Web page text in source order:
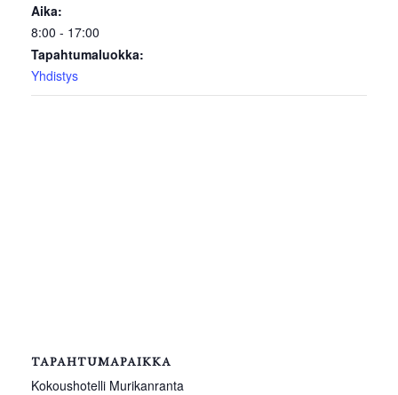
Aika:
8:00 - 17:00
Tapahtumaluokka:
Yhdistys
TAPAHTUMAPAIKKA
Kokoushotelli Murikanranta